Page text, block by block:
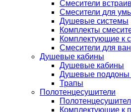
Смесители
Смесители для
Душевые системы
Комплекты
Комплектующие к
Смесители для
Душевые кабины
Душевые кабины
Душевые поддоны
Трапы
Полотенцесушители
Комплектующие к